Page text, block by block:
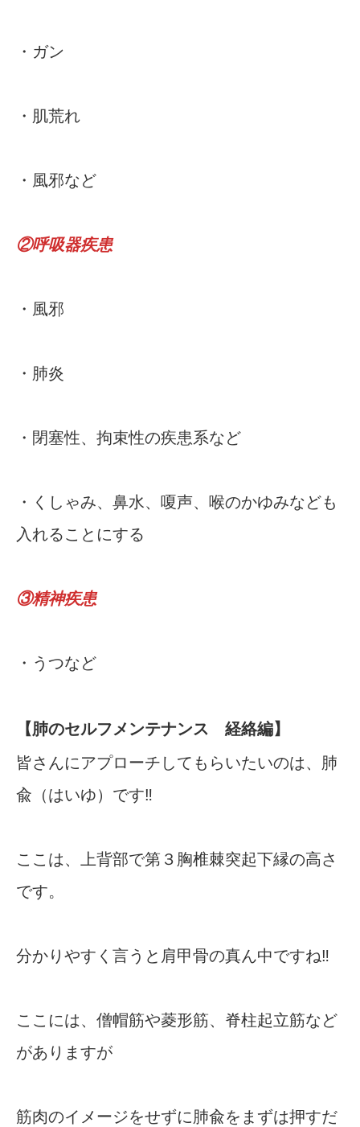
・ガン
・肌荒れ
・風邪など
②呼吸器疾患
・風邪
・肺炎
・閉塞性、拘束性の疾患系など
・くしゃみ、鼻水、嗄声、喉のかゆみなども
入れることにする
③精神疾患
・うつなど
【肺のセルフメンテナンス 経絡編】
皆さんにアプローチしてもらいたいのは、肺
兪（はいゆ）です‼︎
ここは、上背部で第３胸椎棘突起下縁の高さ
です。
分かりやすく言うと肩甲骨の真ん中ですね‼︎
ここには、僧帽筋や菱形筋、脊柱起立筋など
がありますが
筋肉のイメージをせずに肺兪をまずは押すだ